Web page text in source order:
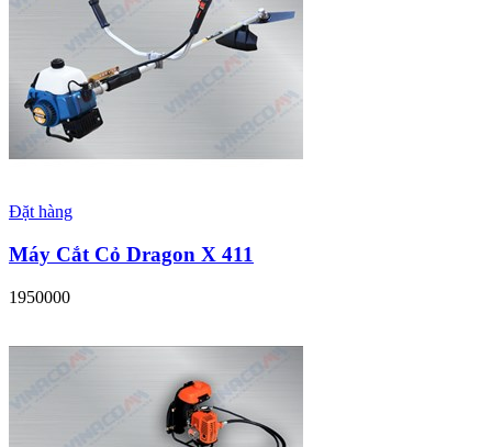
Đặt hàng
Máy Cắt Cỏ Dragon X 411
1950000